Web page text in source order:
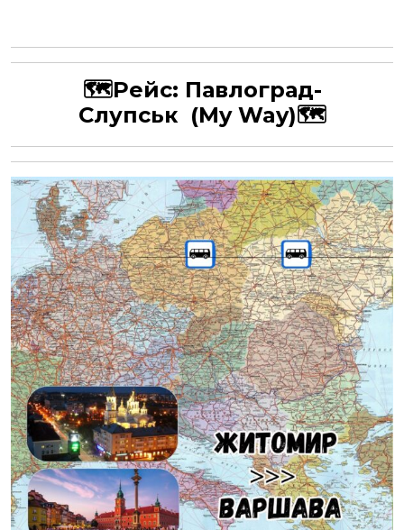
🗺Рейс: Павлоград-
Слупськ (My Way)🗺